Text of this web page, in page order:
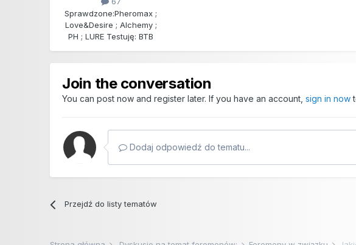
Sprawdzone:Pheromax ;
Love&Desire ; Alchemy ;
PH ; LURE Testuję: BTB
Join the conversation
You can post now and register later. If you have an account,sign in now
Dodaj odpowiedź do tematu...
Przejdź do listy tematów